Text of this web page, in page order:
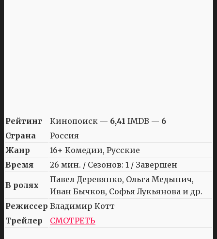
Рейтинг Кинопоиск — 6,41 IMDB — 6
Страна
Россия
Жанр
16+ Комедии, Русские
Время
26 мин. / Сезонов: 1 / Завершен
В ролях
Павел Деревянко, Ольга Медынич,
Иван Бычков, Софья Лукьянова и др.
Режиссер Владимир Котт
Трейлер
СМОТРЕТЬ